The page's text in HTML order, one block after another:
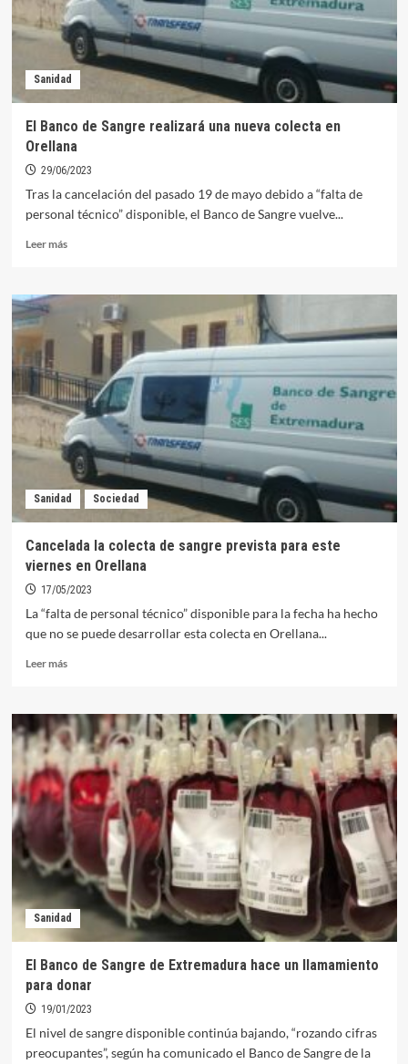
Sanidad
El Banco de Sangre realizará una nueva colecta en
Orellana
29/06/2023
Tras la cancelación del pasado 19 de mayo debido a “falta de
personal técnico” disponible, el Banco de Sangre vuelve...
Leer másLeer
El
Sangre
una
nueva
colecta
en
Orellana
Sanidad Sociedad
Cancelada la colecta de sangre prevista para este
viernes en Orellana
17/05/2023
La “falta de personal técnico” disponible para la fecha ha hecho
que no se puede desarrollar esta colecta en Orellana...
Leer másLeer
Cancelada
la
colecta
sangre
prevista
para
este
viernes
en
Orellana
Sanidad
El Banco de Sangre de Extremadura hace un llamamiento
para donar
19/01/2023
El nivel de sangre disponible continúa bajando, “rozando cifras
preocupantes”, según ha comunicado el Banco de Sangre de la